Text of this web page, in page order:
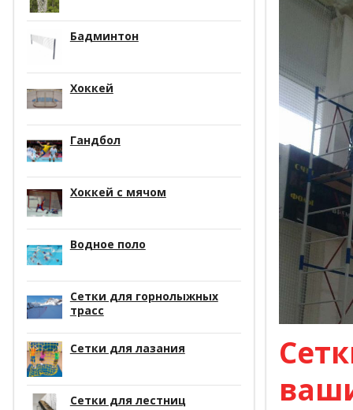
Бадминтон
Хоккей
Гандбол
Хоккей с мячом
Водное поло
Сетки для горнолыжных
трасс
Сетки для лазания
Сетки для лестниц